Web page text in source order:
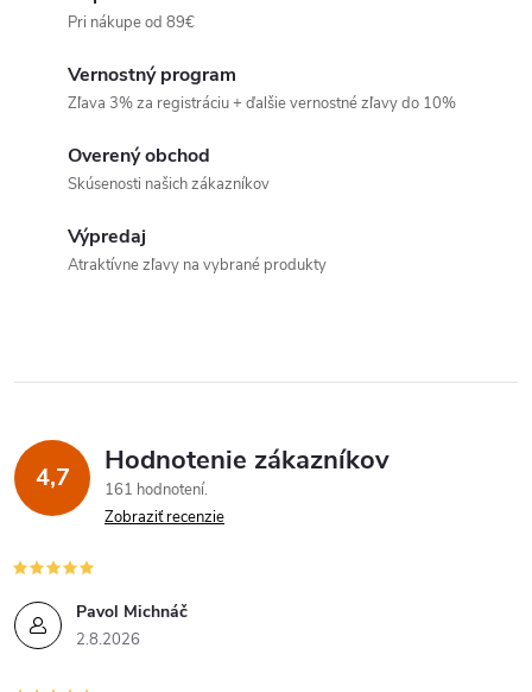
p
v
k
y
v
Pri nákupe od 89€
Vernostný program
Zľava 3% za registráciu + ďalšie vernostné zľavy do 10%
Overený obchod
Skúsenosti našich zákazníkov
Výpredaj
Atraktívne zľavy na vybrané produkty
4,7 Hodnotenie zákazníkov
161 hodnotení
Zobraziť recenzie
Pavol Michnáč
2.8.2026